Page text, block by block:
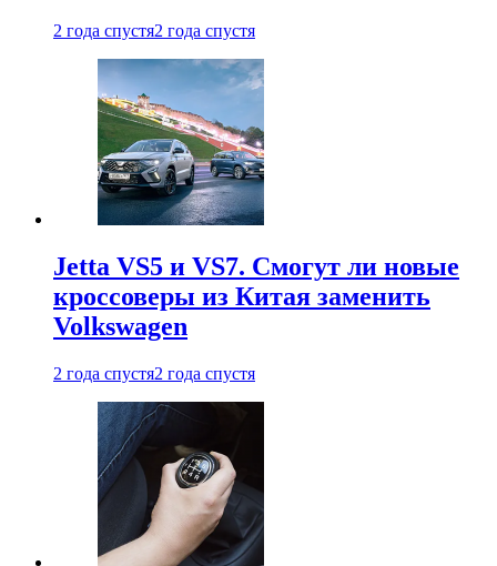
2 года спустя2 года спустя
Jetta VS5 и VS7. Смогут ли новые
кроссоверы из Китая заменить
Volkswagen
2 года спустя2 года спустя